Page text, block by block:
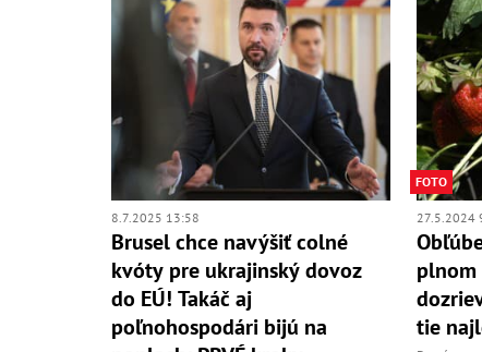
8.7.2025 13:58
Brusel chce navýšiť colné
kvóty pre ukrajinský dovoz
do EÚ! Takáč aj
poľnohospodári bijú na
FOTO
27.5.2024
plnom
tie